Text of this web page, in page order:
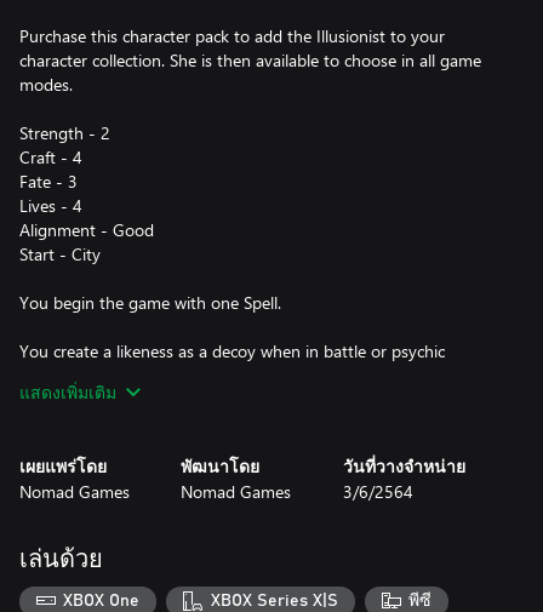
Purchase this character pack to add the Illusionist to your
character collection. She is then available to choose in all game
modes.
Strength - 2
Craft - 4
Fate - 3
Lives - 4
Alignment - Good
Start - City
You begin the game with one Spell.
You create a likeness as a decoy when in battle or psychic
your Craft value, the decoy is effective and your opponent
Whenever you encounter an Event or Stranger that refers to
alignment, you may attempt to obscure your own alignment. Roll
1-3) No effect
4-6) You may choose any alignment for encountering the card,
but your actual alignment does not change.
แสดงเพิ่มเติม
เผยแพร่โดย
Nomad Games
พัฒนาโดย
Nomad Games
วันที่วางจำหน่าย
3/6/2564
เล่นด้วย
XBOX One XBOX Series X|S พีซี